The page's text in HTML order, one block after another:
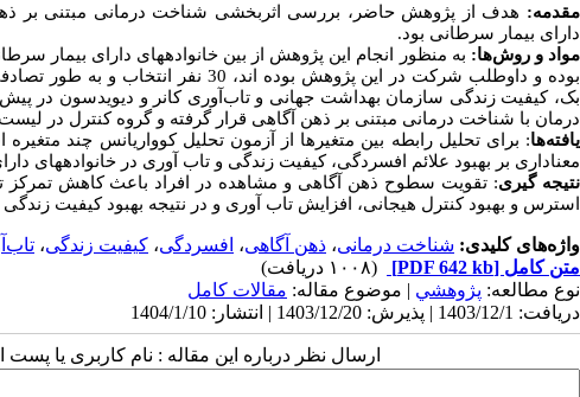
مقدمه: هدف از پژوهش حاضر، بررسی اثربخشی شناخت درمانی مبتنی بر
دارای بیمار سرطانی بود.
مواد و روش‌ها: به منظور انجام این پژوهش از بینخانواده­های دارای بیمار
بوده و داوطلب شرکت در این پژوهش بوده اند، 30 نفر انتخاب و به طور تصادفی در دو گروه آزمایش و کنترل قرار گرفتند و
بک، کیفیت زندگی سازمان بهداشت جهانی و تاب‌آوری کانر و دیویدسون در
درمان با شناخت درمانی مبتنی بر ذهن آگاهی قرار گرفته و گروه کنترل در لیست
یافته‌ها: برای تحلیل رابطه بین متغیرها از آزمون تحلیل کوواریانس چند متغیره
معناداری بر بهبود علائم
افسردگی، کیفیت زندگی و تاب آوری در خانواده­های
نتیجه گیری: تقویت سطوح ذهن آگاهی و مشاهده در افراد باعث کاهش تمرکز
استرس و بهبود کنترل هیجانی، افزایش تاب آوری و در نتیجه بهبود کیفیت
واژه‌های کلیدی: شناخت درمانی، ذهن آگاهی، افسردگی، کیفیت زندگی،
متن کامل [PDF 642 kb]
(۱۰۰۸ دریافت)
نوع مطالعه: پژوهشي | موضوع مقاله: مقالات کامل
دریافت: 1403/12/1 | پذیرش: 1403/12/20 | انتشار: 1404/1/10
ارسال نظر درباره این مقاله : نام کاربری یا پست